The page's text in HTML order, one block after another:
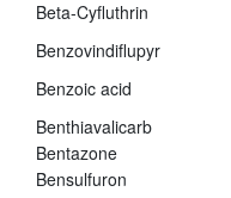
Beta-Cyfluthrin
Benzovindiflupyr
Benzoic acid
Benthiavalicarb
Bentazone
Bensulfuron